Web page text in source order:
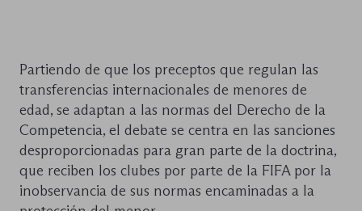
Partiendo de que los preceptos que regulan las
transferencias internacionales de menores de
edad, se adaptan a las normas del Derecho de la
Competencia, el debate se centra en las sanciones
desproporcionadas para gran parte de la doctrina,
que reciben los clubes por parte de la FIFA por la
inobservancia de sus normas encaminadas a la